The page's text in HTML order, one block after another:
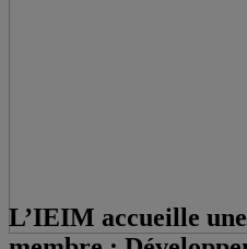
L’IEIM accueille